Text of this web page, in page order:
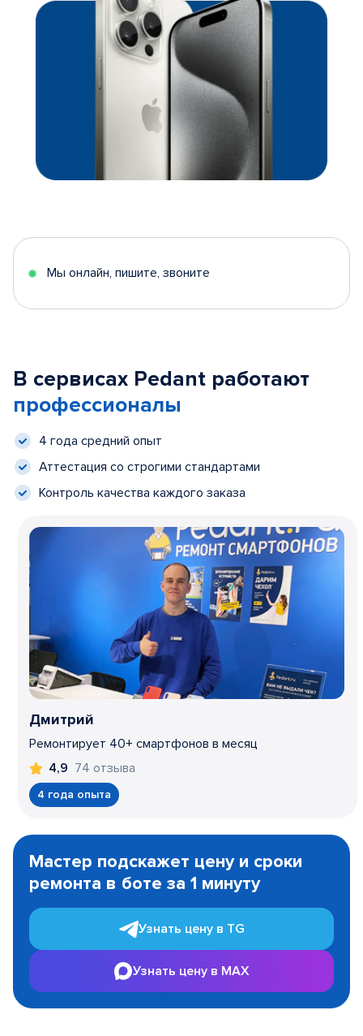
Мы онлайн, пишите, звоните
В сервисах Pedant работают
профессионалы
4 года средний опыт
Аттестация со строгими стандартами
Контроль качества каждого заказа
Дмитрий
Ремонтирует 40+ смартфонов в месяц
4,9 74 отзыва
4 года опыта
1
Мастер подскажет цену и сроки
ремонта в боте за 1 минуту
Узнать цену в TG
Узнать цену в MAX